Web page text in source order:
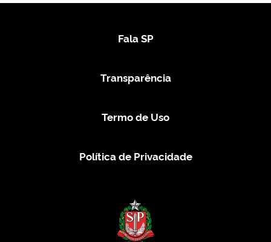
Fala SP
Transparência
Termo de Uso
Política de Privacidade